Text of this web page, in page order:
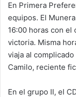
En Primera
equipos. El
16:00 horas con el
victoria. Misma
viaja al
Camilo, reciente
En el grupo II, el